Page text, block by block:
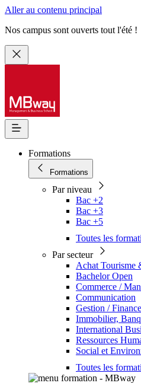
Aller au contenu principal
Nos campus sont ouverts tout l'été !
Formations
Formations
Par niveau
Bac +2
Bac +3
Bac +5
Toutes les
Par secteur
Achat Tourisme
Bachelor Open
Commerce /
Communication
Gestion / Finance
Immobilier,
International
Ressources
Social et
Toutes les